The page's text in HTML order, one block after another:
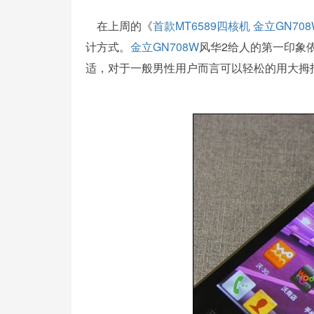
在上周的《首款MT6589四核机 金立
计方式。 金立GN708W风华2给人的第一印象
适，对于一般男性用户而言可以轻松的用大